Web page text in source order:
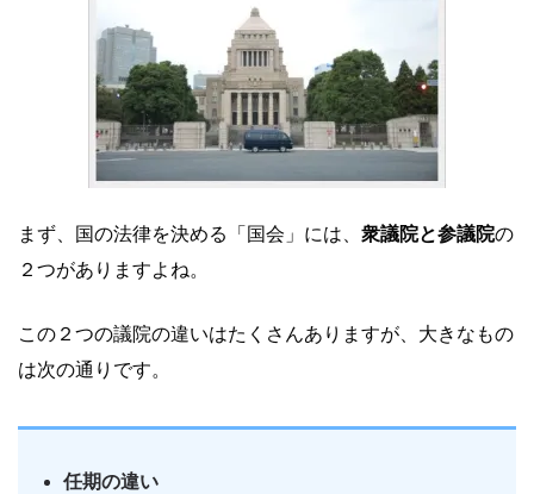
まず、国の法律を決める「国会」には、 衆議院と参議院の
２つがありますよね。
この２つの議院の違いはたくさんありますが、大きなもの
は次の通りです。
任期の違い